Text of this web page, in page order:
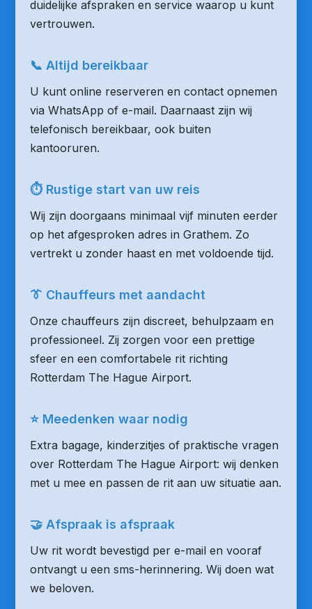
duidelijke afspraken en service waarop u kunt
vertrouwen.
📞 Altijd bereikbaar
U kunt online reserveren en contact opnemen
via WhatsApp of e-mail. Daarnaast zijn wij
telefonisch bereikbaar, ook buiten
kantooruren.
⏱ Rustige start van uw reis
Wij zijn doorgaans minimaal vijf minuten eerder
op het afgesproken adres in Grathem. Zo
vertrekt u zonder haast en met voldoende tijd.
👔 Chauffeurs met aandacht
Onze chauffeurs zijn discreet, behulpzaam en
professioneel. Zij zorgen voor een prettige
sfeer en een comfortabele rit richting
Rotterdam The Hague Airport.
⭐ Meedenken waar nodig
Extra bagage, kinderzitjes of praktische vragen
over Rotterdam The Hague Airport: wij denken
met u mee en passen de rit aan uw situatie aan.
🤝 Afspraak is afspraak
Uw rit wordt bevestigd per e-mail en vooraf
ontvangt u een sms-herinnering. Wij doen wat
we beloven.